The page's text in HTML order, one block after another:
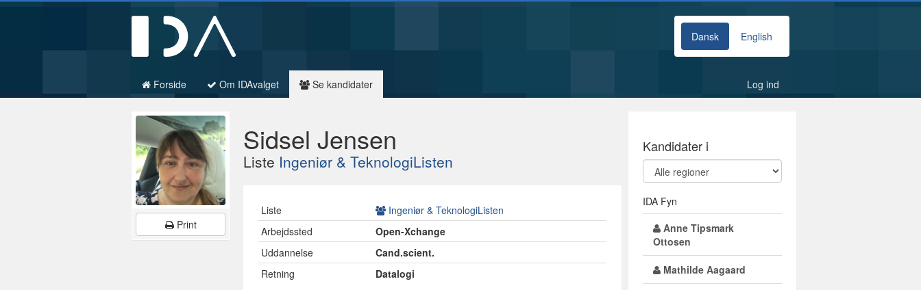
Dansk English
Forside Om IDAvalget Se kandidater Log ind
Print
Sidsel Jensen
Liste Ingeniør & TeknologiListen
Liste
Ingeniør & TeknologiListen
Arbejdssted
Open-Xchange
Uddannelse
Cand.scient.
Retning
Datalogi
Kandidater i
IDA Fyn
Anne Tipsmark
Ottosen
Mathilde Aagaard